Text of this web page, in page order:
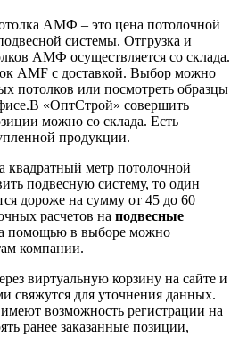
АМФ – это цена потолочной
системы. Отгрузка и
АМФ осуществляется со склада.
AMF с доставкой. Выбор можно
потолков или посмотреть образцы
«ОптСтрой» совершить
можно со склада. Есть
продукции.
квадратный метр потолочной
подвесную систему, то один
дороже на сумму от 45 до 60
расчетов на подвесные
помощью в выборе можно
компании.
виртуальную корзину на сайте и
свяжутся для уточнения данных.
возможность регистрации на
ранее заказанные позиции,